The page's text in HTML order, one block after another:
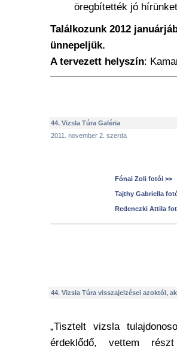
öregbítették jó hírünket
Találkozunk 2012
ünnepeljük.
A tervezett helyszín:
44. Vizsla Túra Galéria
2011. november 2. szerda
Fónai Zoli fotói >>
Tajthy Gabriella
Redenczki Attila
44. Vizsla Túra visszajelzései azoktól,
„Tisztelt vizsla
érdeklődő, vettem